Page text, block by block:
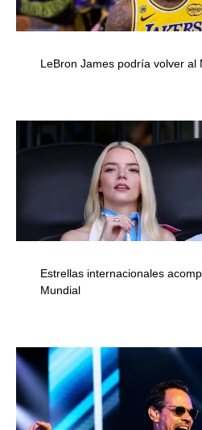
LeBron James podría volver al
Estrellas internacionales
Mundial